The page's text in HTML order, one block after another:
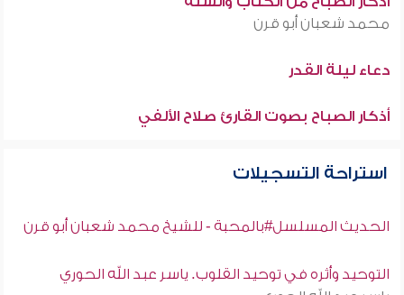
محمد شعبان أبو قرن
دعاء ليلة القدر
أذكار الصباح بصوت القارئ صلاح الألفي
استراحة التسجيلات
الحديث المسلسل#بالمحبة - للشيخ محمد شعبان أبو قرن
التوحيد وأثره في توحيد القلوب. ياسر عبد الله الحوري